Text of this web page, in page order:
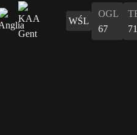
WŚL
OGL
67
71